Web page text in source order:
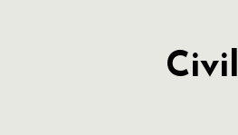
Civil